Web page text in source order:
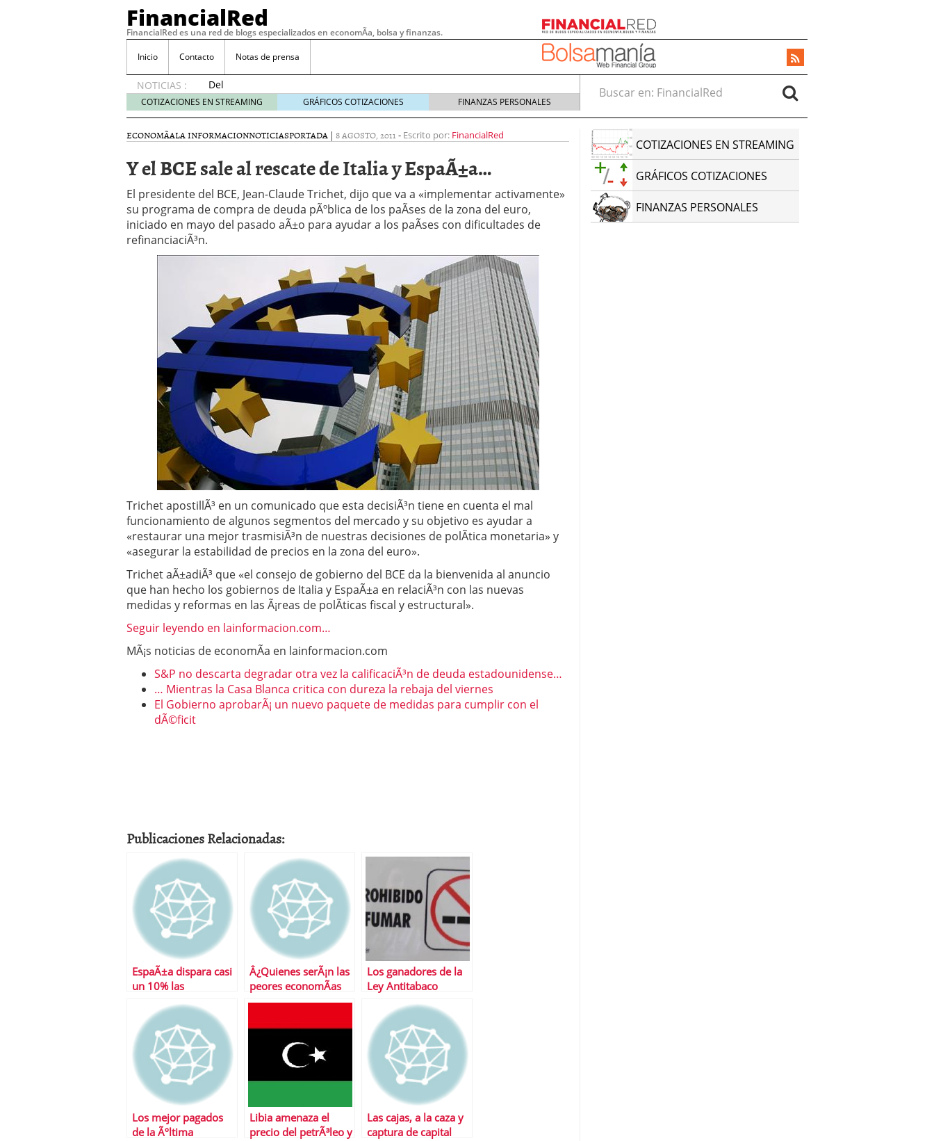
FinancialRed
FinancialRed es una red de blogs especializados en economÃ­a, bolsa y finanzas.
Inicio Contacto Notas de prensa
NOTICIAS :
Del
depósito
a la
cómo
cambiando
gestión
del
ahorro
Seguros de convenio en pymes: la obligación que muchas empresas
descubren cuando ya es demasiado tarde 20/07/2026
ReseÃ±a de SIFX: Lo Que Deben Saber los Traders Mexicanos Antes de
Operar 29/06/2026
Crear empresa online vs proceso tradicional: ventajas reales para pymes
29/05/2026
CÃ³mo afrontar una baja mÃ©dica cuando trabajas por cuenta propia
26/05/2026
COTIZACIONES EN STREAMING GRÁFICOS COTIZACIONES FINANZAS PERSONALES
Buscar en:
ECONOMÃ­ALA INFORMACIONNOTICIASPORTADA | 8 AGOSTO, 2011 - Escrito por: FinancialRed
Y el BCE sale al rescate de Italia y EspaÃ±a…
El presidente del BCE, Jean-Claude Trichet, dijo que va a «implementar activamente»
su programa de compra de deuda pÃºblica de los paÃ­ses de la zona del euro,
iniciado en mayo del pasado aÃ±o para ayudar a los paÃ­ses con dificultades de
refinanciaciÃ³n.
Trichet apostillÃ³ en un comunicado que esta decisiÃ³n tiene en cuenta el mal
funcionamiento de algunos segmentos del mercado y su objetivo es ayudar a
«restaurar una mejor trasmisiÃ³n de nuestras decisiones de polÃ­tica monetaria» y
«asegurar la estabilidad de precios en la zona del euro».
Trichet aÃ±adiÃ³ que «el consejo de gobierno del BCE da la bienvenida al anuncio
que han hecho los gobiernos de Italia y EspaÃ±a en relaciÃ³n con las nuevas
medidas y reformas en las Ã¡reas de polÃ­ticas fiscal y estructural».
Seguir leyendo en lainformacion.com…
MÃ¡s noticias de economÃ­a en lainformacion.com
S&P no descarta degradar otra vez la calificaciÃ³n de deuda estadounidense…
… Mientras la Casa Blanca critica con dureza la rebaja del viernes
El Gobierno aprobarÃ¡ un nuevo paquete de medidas para cumplir con el
dÃ©ficit
Publicaciones Relacionadas:
EspaÃ±a dispara casi
un 10% las
deuda despuÃ©s de
los estrÃ©s test
Â¿Quienes serÃ¡n las
peores economÃ­as
de 2011?
Los ganadores de la
Ley Antitabaco
Los mejor pagados
de la Ãºltima
Libia amenaza el
precio del petrÃ³leo y
Las cajas, a la caza y
captura de capital
COTIZACIONES EN STREAMING
GRÁFICOS COTIZACIONES
FINANZAS PERSONALES